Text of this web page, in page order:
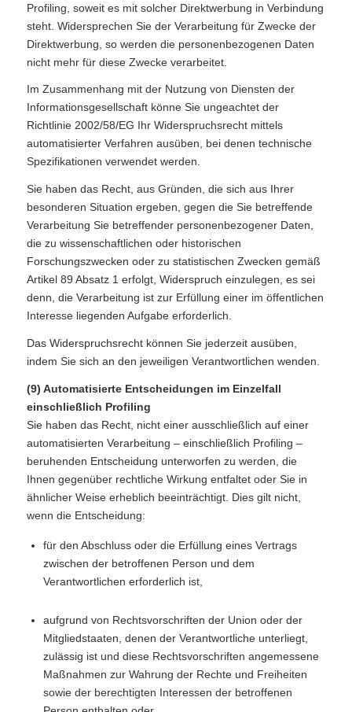
Profiling, soweit es mit solcher Direktwerbung in Verbindung
steht. Widersprechen Sie der Verarbeitung für Zwecke der
Direktwerbung, so werden die personenbezogenen Daten
nicht mehr für diese Zwecke verarbeitet.
Im Zusammenhang mit der Nutzung von Diensten der
Informationsgesellschaft könne Sie ungeachtet der
Richtlinie 2002/58/EG Ihr Widerspruchsrecht mittels
automatisierter Verfahren ausüben, bei denen technische
Spezifikationen verwendet werden.
Sie haben das Recht, aus Gründen, die sich aus Ihrer
besonderen Situation ergeben, gegen die Sie betreffende
Verarbeitung Sie betreffender personenbezogener Daten,
die zu wissenschaftlichen oder historischen
Forschungszwecken oder zu statistischen Zwecken gemäß
Artikel 89 Absatz 1 erfolgt, Widerspruch einzulegen, es sei
denn, die Verarbeitung ist zur Erfüllung einer im öffentlichen
Interesse liegenden Aufgabe erforderlich.
Das Widerspruchsrecht können Sie jederzeit ausüben,
indem Sie sich an den jeweiligen Verantwortlichen wenden.
(9) Automatisierte Entscheidungen im Einzelfall
einschließlich Profiling
Sie haben das Recht, nicht einer ausschließlich auf einer
automatisierten Verarbeitung – einschließlich Profiling –
beruhenden Entscheidung unterworfen zu werden, die
Ihnen gegenüber rechtliche Wirkung entfaltet oder Sie in
ähnlicher Weise erheblich beeinträchtigt. Dies gilt nicht,
wenn die Entscheidung:
für den Abschluss oder die Erfüllung eines Vertrags
zwischen der betroffenen Person und dem
Verantwortlichen erforderlich ist,
aufgrund von Rechtsvorschriften der Union oder der
Mitgliedstaaten, denen der Verantwortliche unterliegt,
zulässig ist und diese Rechtsvorschriften angemessene
Maßnahmen zur Wahrung der Rechte und Freiheiten
sowie der berechtigten Interessen der betroffenen